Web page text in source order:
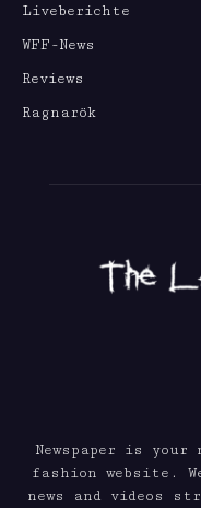
Liveberichte
WFF-News
Reviews
Ragnarök
Newspaper is
fashion website.
news and videos